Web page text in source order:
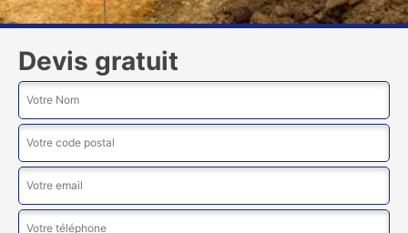
Devis gratuit